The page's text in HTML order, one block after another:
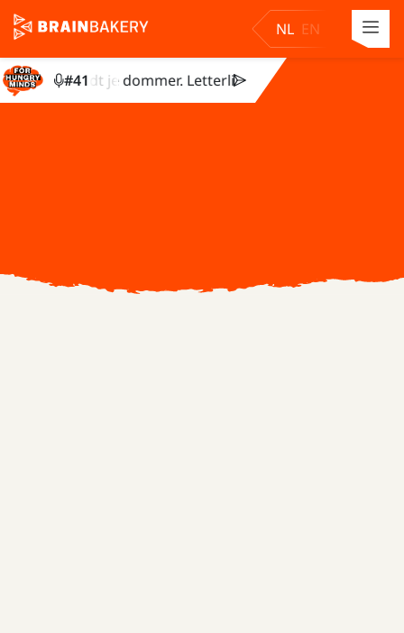
NL EN
#41
pauze wordt je dommer. LetterlijkZonder pauze wordt je